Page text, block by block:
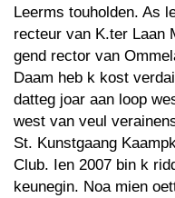
Leerms touholden. As
recteur van K.ter Laan
gend rector van
Daam heb k kost
datteg joar aan loop
west van veul
St. Kunstgaang
Club. Ien 2007 bin k
keunegin. Noa mien